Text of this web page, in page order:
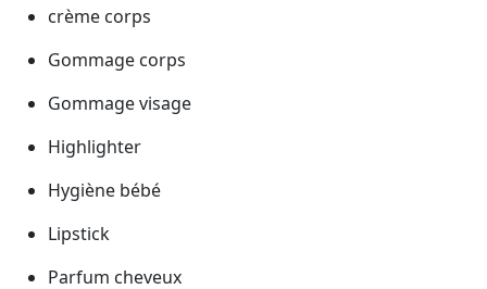
crème corps
Gommage corps
Gommage visage
Highlighter
Hygiène bébé
Lipstick
Parfum cheveux